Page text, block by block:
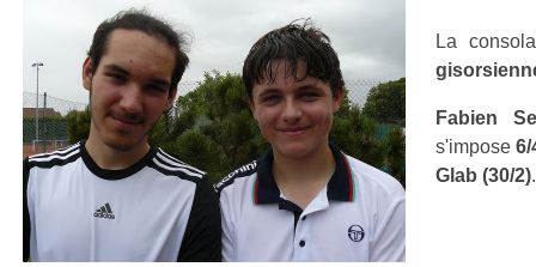
La
Fabien
s'impose6/
Glab (30/2).